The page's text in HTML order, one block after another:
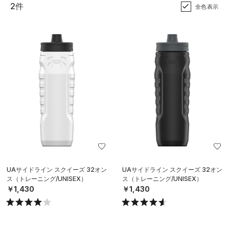
2件 全色表示
UAサイドライン スクイーズ 32オン
ス（トレーニング/UNISEX）
￥1,430
UAサイドライン スクイーズ 32オン
ス（トレーニング/UNISEX）
￥1,430